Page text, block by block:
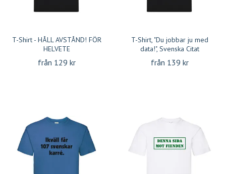
T-Shirt - HÅLL AVSTÅND! FÖR
HELVETE
från 129 kr
T-Shirt, "Du jobbar ju med
data!", Svenska Citat
från 139 kr